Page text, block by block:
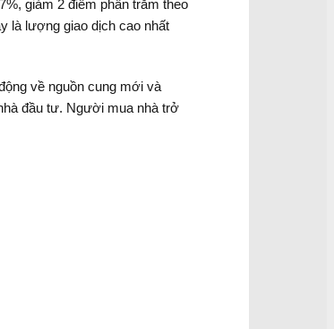
giảm 2 điểm phần trăm theo
là lượng giao dịch cao nhất
về nguồn cung mới và
đầu tư. Người mua nhà trở